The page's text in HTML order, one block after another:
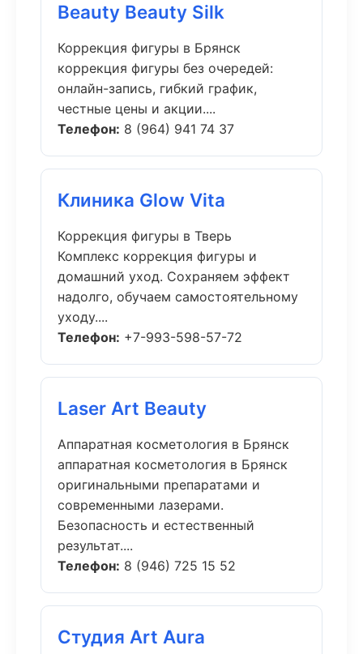
Beauty Beauty Silk
Коррекция фигуры в Брянск
коррекция фигуры без очередей:
онлайн-запись, гибкий график,
честные цены и акции....
Телефон: 8 (964) 941 74 37
Клиника Glow Vita
Коррекция фигуры в Тверь
Комплекс коррекция фигуры и
домашний уход. Сохраняем эффект
надолго, обучаем самостоятельному
уходу....
Телефон: +7-993-598-57-72
Laser Art Beauty
Аппаратная косметология в Брянск
аппаратная косметология в Брянск
оригинальными препаратами и
современными лазерами.
Безопасность и естественный
результат....
Телефон: 8 (946) 725 15 52
Студия Art Aura